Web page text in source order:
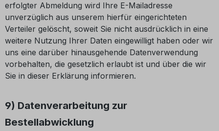
erfolgter Abmeldung wird Ihre E-Mailadresse
unverzüglich aus unserem hierfür eingerichteten
Verteiler gelöscht, soweit Sie nicht ausdrücklich in eine
weitere Nutzung Ihrer Daten eingewilligt haben oder wir
uns eine darüber hinausgehende Datenverwendung
vorbehalten, die gesetzlich erlaubt ist und über die wir
Sie in dieser Erklärung informieren.
9) Datenverarbeitung zur
Bestellabwicklung